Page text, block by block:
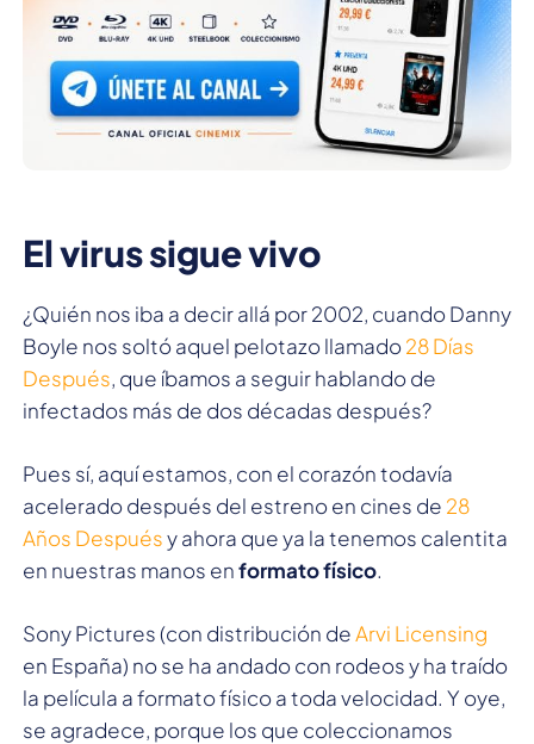
El virus sigue vivo
¿Quién nos iba a decir allá por 2002, cuando Danny
Boyle nos soltó aquel pelotazo llamado28 Días
Después, que íbamos a seguir hablando de
infectados más de dos décadas después?
Pues sí, aquí estamos, con el corazón todavía
acelerado después del estreno en cines de 28
Años Despuésy ahora que ya la tenemos calentita
en nuestras manos enformato físico.
Sony Pictures (con distribución deArvi Licensing
en España) no se ha andado con rodeos y ha traído
la película a formato físico a toda velocidad. Y oye,
se agradece, porque los que coleccionamos